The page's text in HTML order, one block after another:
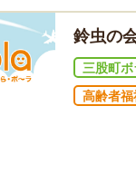
鈴虫の
三股町
高齢者福